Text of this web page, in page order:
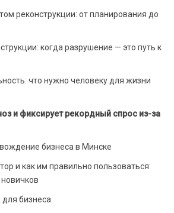
реконструкции: от планирования до
когда разрушение — это путь к
что нужно человеку для жизни
и фиксирует рекордный спрос из-за
бизнеса в Минске
и как им правильно пользоваться:
для бизнеса